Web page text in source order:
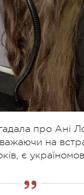
про Ані
на
є